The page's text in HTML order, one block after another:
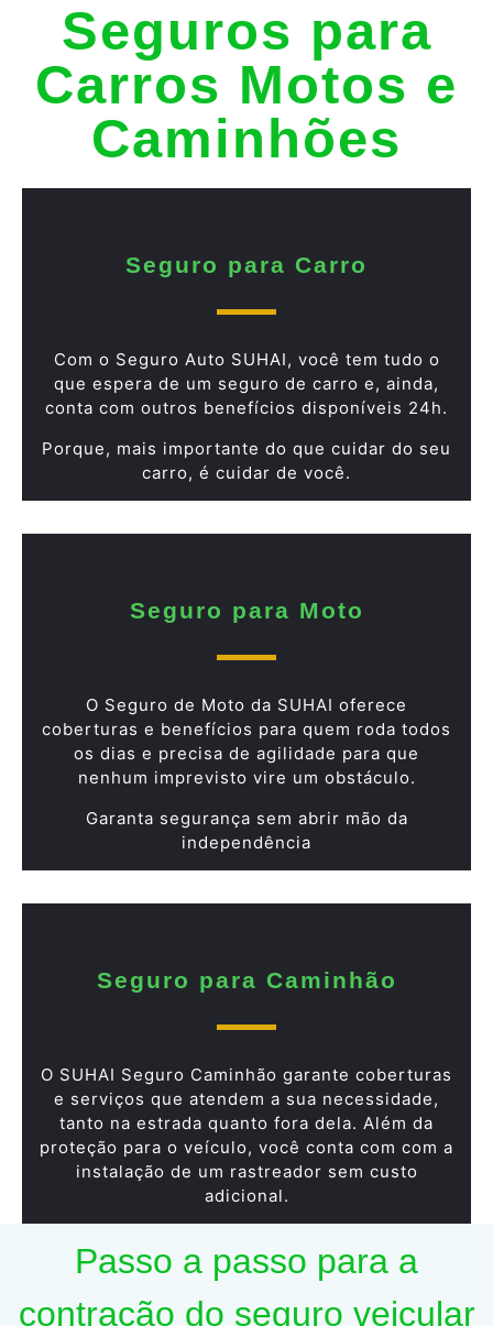
Seguros para
Carros Motos e
Caminhões
Seguro para Carro
Com o Seguro Auto SUHAI, você tem tudo o
que espera de um seguro de carro e, ainda,
conta com outros benefícios disponíveis 24h.
Porque, mais importante do que cuidar do seu
carro, é cuidar de você.
Seguro para Moto
O Seguro de Moto da SUHAI oferece
coberturas e benefícios para quem roda todos
os dias e precisa de agilidade para que
nenhum imprevisto vire um obstáculo.
Garanta segurança sem abrir mão da
independência
Seguro para Caminhão
O SUHAI Seguro Caminhão garante coberturas
e serviços que atendem a sua necessidade,
tanto na estrada quanto fora dela. Além da
proteção para o veículo, você conta com com a
instalação de um rastreador sem custo
adicional.
Passo a passo para a
contração do seguro veicular